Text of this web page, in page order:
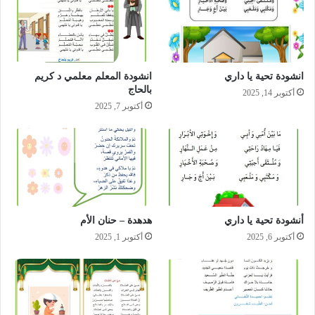
انشودة تحية يا داري
أكتوبر 14, 2025
انشودة المعلم معلمي د كريم
بالحاج
أكتوبر 7, 2025
أنشودة تحية يا داري
أكتوبر 6, 2025
هدهدة – حنان الأم
أكتوبر 1, 2025